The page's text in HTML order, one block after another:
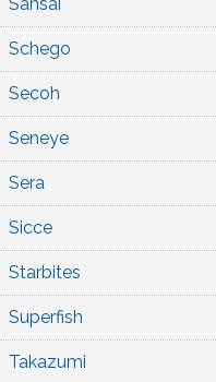
Sansai
Schego
Secoh
Seneye
Sera
Sicce
Starbites
Superfish
Takazumi